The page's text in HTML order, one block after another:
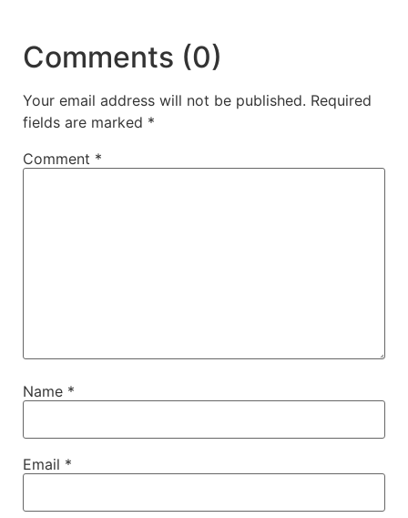
Comments (0)
Your email address will not be published. Required
fields are marked *
Comment *
Name *
Email *